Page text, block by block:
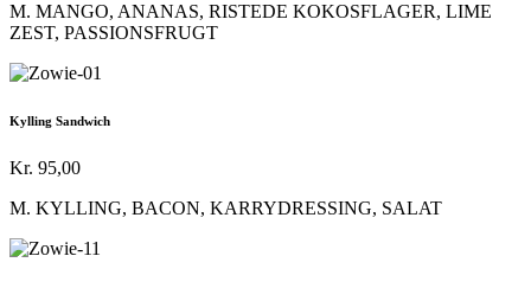
M. MANGO, ANANAS, RISTEDE KOKOSFLAGER, LIME
ZEST, PASSIONSFRUGT
Kylling Sandwich
Kr. 95,00
M. KYLLING, BACON, KARRYDRESSING, SALAT